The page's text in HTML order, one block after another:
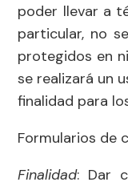
poder llevar a
particular, no
protegidos en
se realizará un
finalidad para
Formularios de
Finalidad: Dar